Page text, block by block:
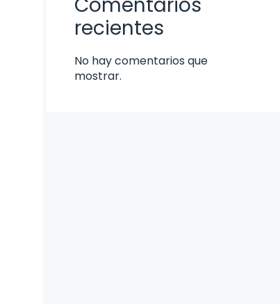
recientes
No hay comentarios que
mostrar.